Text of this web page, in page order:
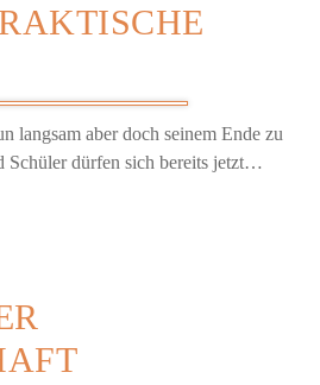
langsam aber doch seinem Ende zu
Schüler dürfen sich bereits jetzt…